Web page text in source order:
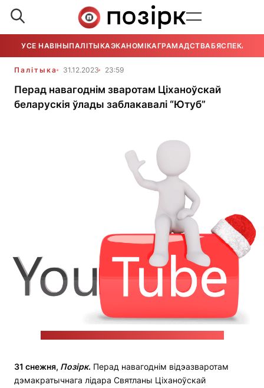
УСЕ НАВІНЫПАЛІТЫКАЭКАНОМІКАГРАМАДСТВАБЯСПЕКА
Палітыка 31.12.2023 23:59
Перад навагоднім зваротам Ціханоўскай
беларускія ўлады заблакавалі “Ютуб”
31 снежня, Позірк. Перад навагоднім відэазваротам
дэмакратычнага лідара Святланы Ціханоўскай